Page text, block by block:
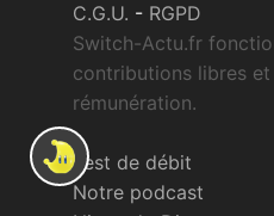
C.G.U. - RGPD
Switch-Actu.fr
contributions libres
rémunération.
Test de débit
Notre podcast